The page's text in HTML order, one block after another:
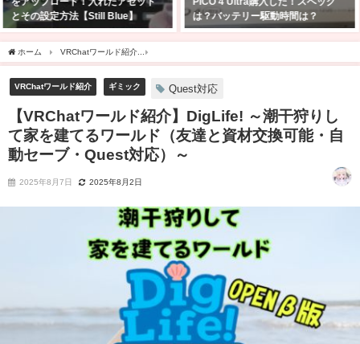
は？バッテリー駆動時間は？
えるワールド5選！
ホーム VRChatワールド紹介
VRChatワールド紹介 ギミック Quest対応
【VRChatワールド紹介】DigLifeǃ ～潮干狩りし
て家を建てるワールド（友達と資材交換可能・自
動セーブ・Quest対応）～
2025年8月7日 2025年8月2日